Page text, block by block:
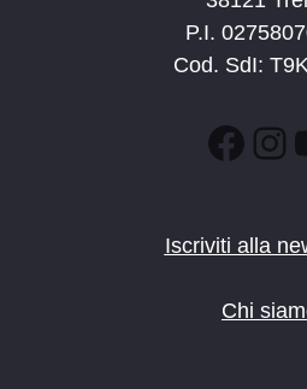
P.I.
Cod. SdI:
Iscriviti alla
Chi